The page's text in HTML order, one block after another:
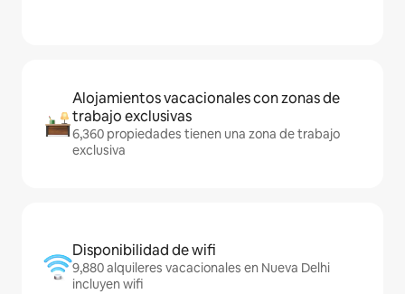
Alojamientos vacacionales con zonas de
trabajo exclusivas
6,360 propiedades tienen una zona de trabajo
exclusiva
Disponibilidad de wifi
9,880 alquileres vacacionales en Nueva Delhi
incluyen wifi